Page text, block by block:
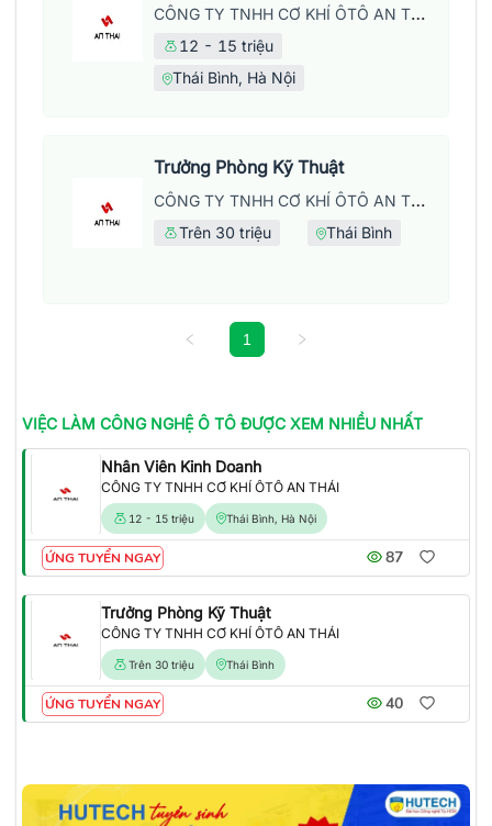
CÔNG TY TNHH CƠ KHÍ ÔTÔ AN THÁI
12 - 15 triệu
Thái Bình, Hà Nội
Trưởng Phòng Kỹ Thuật
CÔNG TY TNHH CƠ KHÍ ÔTÔ AN THÁI
Trên 30 triệu Thái Bình
1
VIỆC LÀM CÔNG NGHỆ Ô TÔ ĐƯỢC XEM NHIỀU NHẤT
Nhân Viên Kinh Doanh
CÔNG TY TNHH CƠ KHÍ ÔTÔ AN THÁI
12 - 15 triệu Thái Bình, Hà Nội
ỨNG TUYỂN NGAY 87
Trưởng Phòng Kỹ Thuật
CÔNG TY TNHH CƠ KHÍ ÔTÔ AN THÁI
Trên 30 triệu Thái Bình
ỨNG TUYỂN NGAY 40